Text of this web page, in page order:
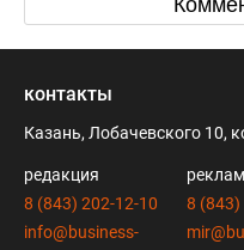
контакты
Казань, Лобачевского 10,
редакция
8 (843) 202-12-10
info@business-
8 (843)